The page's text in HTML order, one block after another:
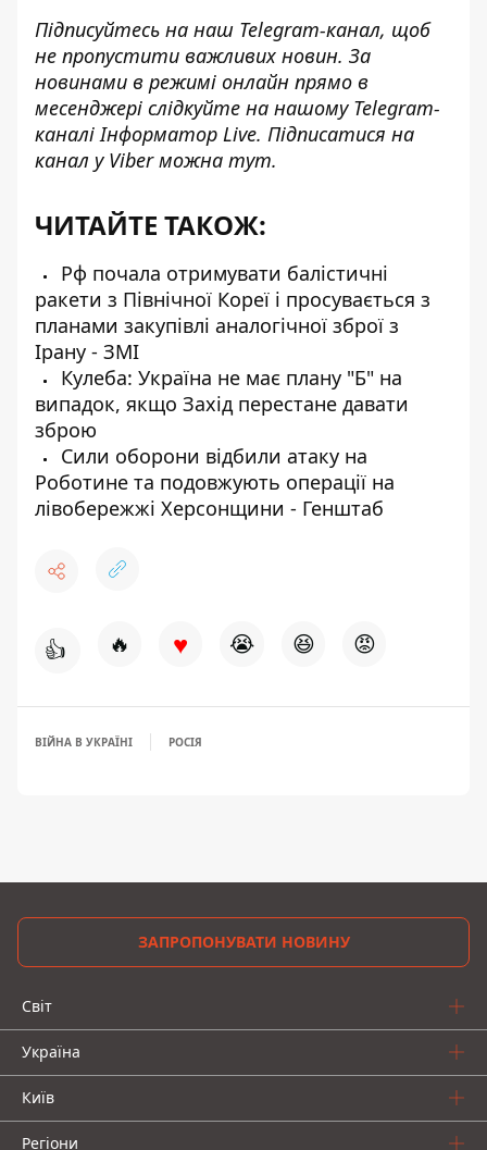
Підписуйтесь на наш Telegram-канал, щоб
не пропустити важливих новин. За
новинами в режимі онлайн прямо в
месенджері слідкуйте на нашому Telegram-
каналіІнформатор Live. Підписатися на
канал у Viber можна тут.
ЧИТАЙТЕ ТАКОЖ:
Рф почала отримувати балістичні
ракети з Північної Кореї і просувається з
планами закупівлі аналогічної зброї з
Ірану - ЗМІ
Кулеба: Україна не має плану "Б" на
випадок, якщо Захід перестане давати
зброю
Сили оборони відбили атаку на
Роботине та подовжують операції на
лівобережжі Херсонщини - Генштаб
👍 🔥 ♥ 😭 😆 😡
ВІЙНА В УКРАЇНІ РОСІЯ
ЗАПРОПОНУВАТИ НОВИНУ
Світ
Україна
Київ
Регіони